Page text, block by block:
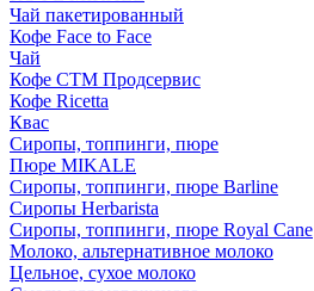
Чай пакетированный
Кофе Face to Face
Чай
Кофе СТМ Продсервис
Кофе Ricetta
Квас
Сиропы, топпинги, пюре
Пюре MIKALE
Сиропы, топпинги, пюре Barline
Сиропы Herbarista
Сиропы, топпинги, пюре Royal Cane
Молоко, альтернативное молоко
Цельное, сухое молоко